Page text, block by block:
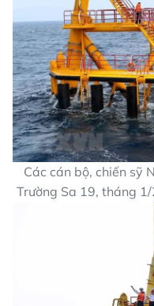
Các cán bộ, chiến sỹ
Trường Sa 19, tháng